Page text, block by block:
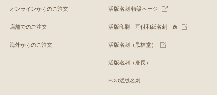
オンラインからのご注文
店舗でのご注文
海外からのご注文
活版名刺 特設ページ
活版印刷 耳付和紙名刺 逸
活版名刺（黒林堂）
活版名刺（唐長）
ECO活版名刺